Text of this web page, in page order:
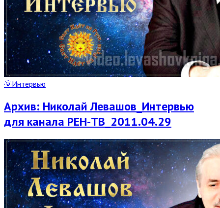
🌞Интервью
Архив: Николай Левашов_Интервью
для канала РЕН-ТВ_2011.04.29
Read
Full
Post